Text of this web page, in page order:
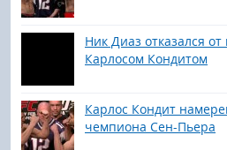
Ник Диаз отказался
Карлосом Кондитом
Карлос Кондит
чемпиона Сен-Пьера